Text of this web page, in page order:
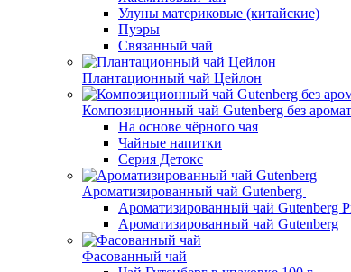
Улуны материковые (китайские)
Пуэры
Связанный чай
Плантационный чай Цейлон
Композиционный чай Gutenberg без
На основе чёрного чая
Чайные напитки
Серия Детокс
Ароматизированный чай Gutenberg
Ароматизированный чай Gutenberg
Ароматизированный чай Gutenberg
Фасованный чай